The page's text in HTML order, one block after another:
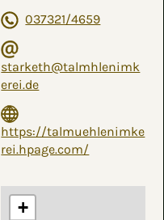
037321/4659
starketh@talmhlenimk
erei.de
https://talmuehlenimke
rei.hpage.com/
+